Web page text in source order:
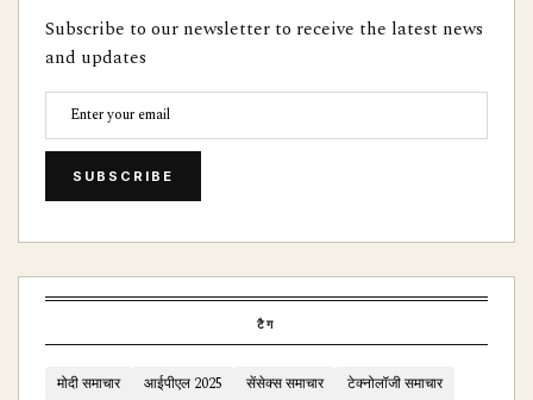
Subscribe to our newsletter to receive the latest news
and updates
SUBSCRIBE
टैग
मोदी समाचार आईपीएल 2025 सेंसेक्स समाचार
टेक्नोलॉजी समाचार